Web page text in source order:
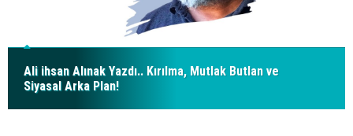
Ali ihsan Alınak Yazdı.. Kırılma, Mutlak Butlan ve
Siyasal Arka Plan!